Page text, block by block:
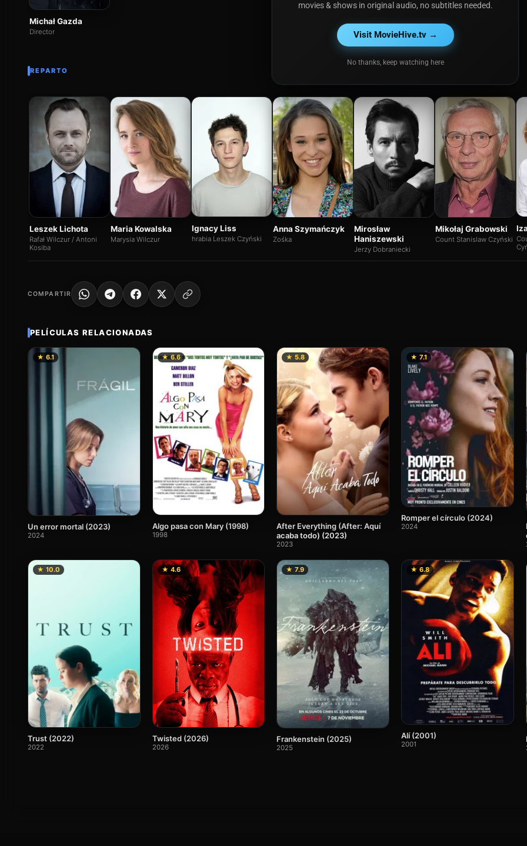
Michał Gazda
Director
REPARTO
Leszek Lichota
Rafał Wilczur / Antoni
Kosiba
Maria Kowalska
Marysia Wilczur
Ignacy Liss
hrabia Leszek Czyński
Anna Szymańczyk
Zośka
Mirosław
Haniszewski
Jerzy Dobraniecki
Mikołaj Grabowski
Count Stanislaw Czyński
COMPARTIR
PELÍCULAS RELACIONADAS
★ 6.1
Un error mortal (2023)
2024
★ 6.6
Algo pasa con Mary (1998)
1998
★ 5.8
After Everything (After: Aquí
acaba todo) (2023)
2023
★ 7.1
Romper el círculo (2024)
2024
★ 10.0
Trust (2022)
2022
★ 4.6
Twisted (2026)
2026
★ 7.9
Frankenstein (2025)
2025
★ 6.8
Alí (2001)
2001
movies & shows in original audio, no subtitles needed.
Visit MovieHive.tv →
No thanks, keep watching here